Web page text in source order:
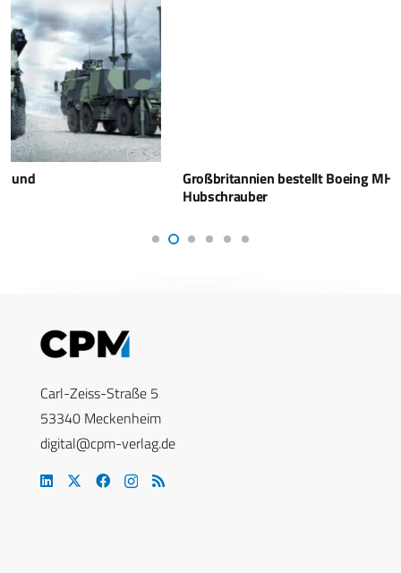
Großbritannien bestellt Boeing MH-47G Chinook-
Carl-Zeiss-Straße 5
53340 Meckenheim
digital@cpm-verlag.de